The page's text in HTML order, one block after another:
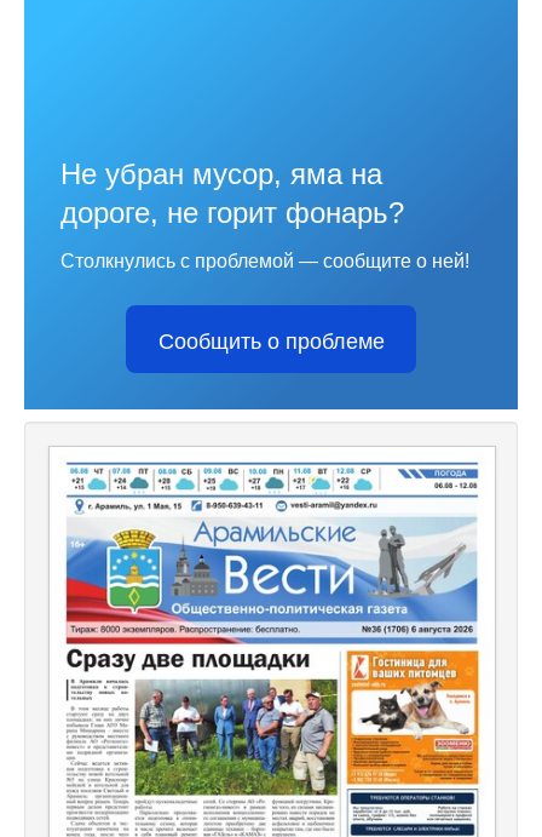
Не убран мусор, яма на
дороге, не горит фонарь?
Столкнулись с проблемой — сообщите о ней!
Сообщить о проблеме